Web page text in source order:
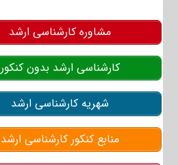
مشاوره کارشناسی ارشد
کارشناسی ارشد بدون کنکور
شهریه کارشناسی ارشد
منابع کنکور کارشناسی ارشد